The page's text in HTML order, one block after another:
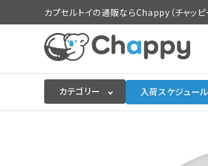
カプセルトイの通販ならChappy（チャッピ
カテゴリー 入荷スケジュール